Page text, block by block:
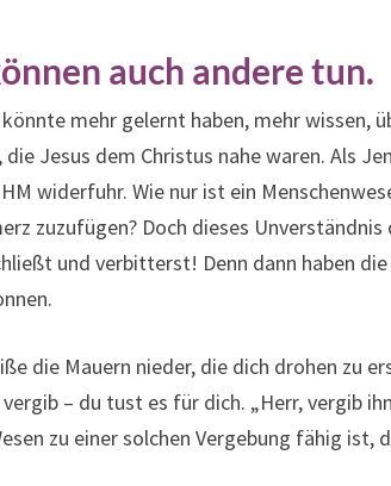
auch andere tun.
könnte mehr gelernt haben, mehr wissen,
die Jesus dem Christus nahe waren. Als
widerfuhr. Wie nur ist ein
zuzufügen? Doch dieses
und verbitterst! Denn dann haben
die Mauern nieder, die dich drohen zu
– du tust es für dich. „Herr, vergib
zu einer solchen Vergebung fähig ist,